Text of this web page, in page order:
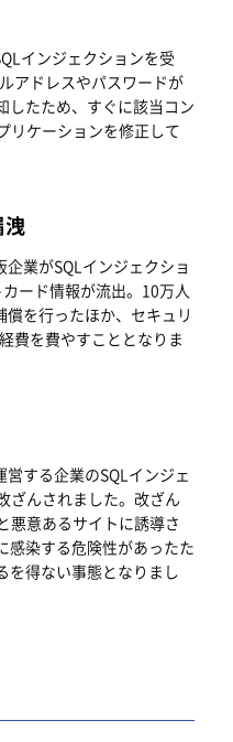
インジェクションを受
アドレスやパスワードが
したため、すぐに該当コン
リケーションを修正して
業がSQLインジェクショ
ード情報が流出。10万人
を行ったほか、セキュリ
費を費やすこととなりま
する企業のSQLインジェ
ざんされました。改ざん
悪意あるサイトに誘導さ
感染する危険性があったた
を得ない事態となりまし